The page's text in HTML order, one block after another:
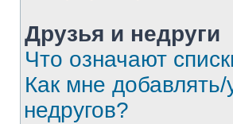
Друзья и недруги
Что означают
Как мне
недругов?